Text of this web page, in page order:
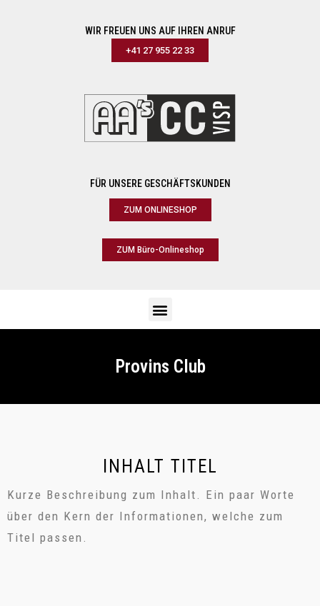
WIR FREUEN UNS AUF IHREN ANRUF
+41 27 955 22 33
FÜR UNSERE GESCHÄFTSKUNDEN
ZUM ONLINESHOP
ZUM Büro-Onlineshop
Provins Club
INHALT TITEL
Kurze Beschreibung zum Inhalt. Ein paar Worte
über den Kern der Informationen, welche zum
Titel passen.